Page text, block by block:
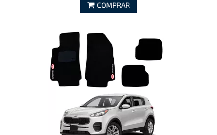
COMPRAR